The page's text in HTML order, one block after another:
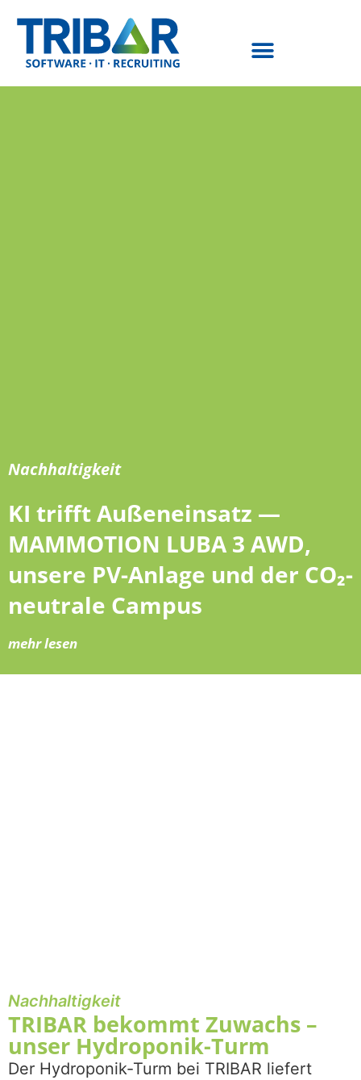
Nachhaltigkeit
KI trifft Außeneinsatz —
MAMMOTION LUBA 3 AWD,
unsere PV-Anlage und der CO₂-
neutrale Campus
mehr lesen
Nachhaltigkeit
TRIBAR bekommt Zuwachs –
unser Hydroponik-Turm
Der Hydroponik-Turm bei TRIBAR liefert